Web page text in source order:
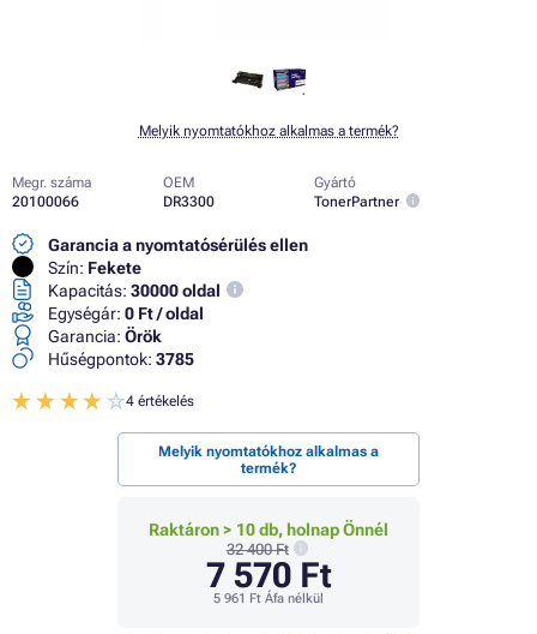
Melyik nyomtatókhoz alkalmas a termék?
Megr. száma
20100066
OEM
DR3300
Gyártó
TonerPartner
Garancia a nyomtatósérülés ellen
Szín: Fekete
Kapacitás: 30000 oldal
Egységár: 0 Ft / oldal
Garancia: Örök
Hűségpontok: 3785
4 értékelés
Melyik nyomtatókhoz alkalmas a
termék?
Raktáron > 10 db, holnap Önnél
32 400 Ft
7 570 Ft
5 961 Ft Áfa nélkül